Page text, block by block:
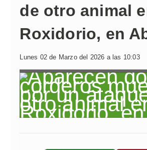
de otro animal
Roxidorio, en
Lunes 02 de Marzo del 2026 a las 10:03